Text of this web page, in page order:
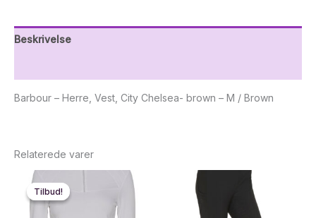
Beskrivelse
Barbour – Herre, Vest, City Chelsea- brown – M / Brown
Relaterede varer
Tilbud!
Tilbud!